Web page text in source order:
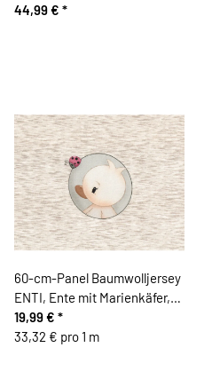
weiß, Hilco
44,99 € *
60-cm-Panel Baumwolljersey
ENTI, Ente mit Marienkäfer,
Hilco
19,99 € *
33,32 € pro 1 m